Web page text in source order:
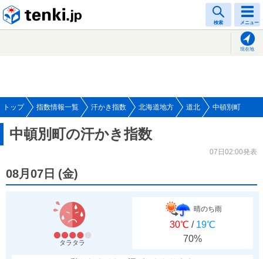
検索 メニュー
現在地
トップ 指数情報一覧 汗かき指数 北海道地方 道北 中頓別町
中頓別町の汗かき指数
07日02:00発表
08月07日 (金)
タラタラ
晴のち雨
30℃ / 19℃
70%